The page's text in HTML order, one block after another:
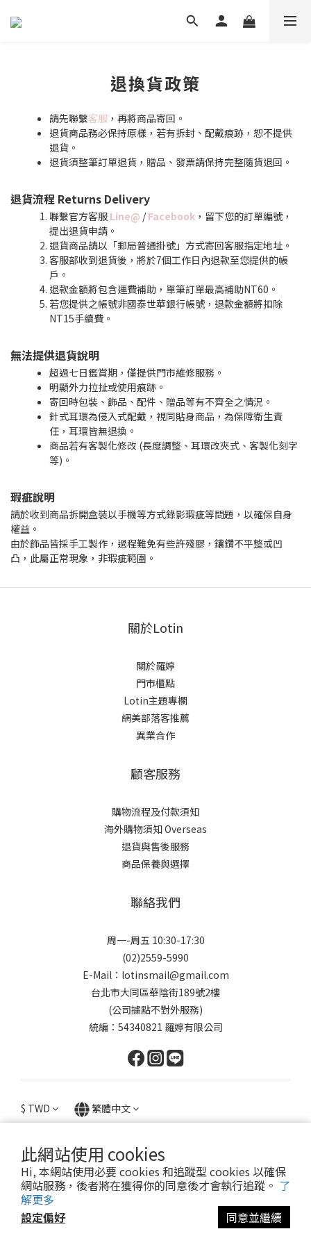
此網站使用 cookies
Hi, 本網站使用必要 cookies 和追蹤型 cookies 以確保
網站服務，後者將在獲得你的同意後才會執行追蹤。 了
解更多
設定偏好
同意並繼續
退換貨政策
請先聯繫客服 ，再將商品寄回。
退貨商品務必保持原樣，若有拆封、配戴痕跡，恕不提供
退貨。
退貨須整筆訂單退貨，贈品、發票請保持完整隨貨退回。
退貨流程 Returns Delivery
聯繫官方客服 Line@ /Facebook ，留下您的訂單編號，
提出退貨申請。
退貨商品請以「郵局普通掛號」方式寄回客服指定地址。
客服部收到退貨後，將於7個工作日內退款至您提供的帳
戶。
退款金額將包含運費補助，單筆訂單最高補助NT60。
若您提供之帳號非國泰世華銀行帳號，退款金額將扣除
NT15手續費。
無法提供退貨說明
超過七日鑑賞期，僅提供門市維修服務。
明顯外力拉扯或使用痕跡。
寄回時包裝、飾品、配件、贈品等有不齊全之情況。
針式耳環為侵入式配戴，視同貼身商品，為保障衛生責
任，耳環皆無退換。
商品若有客製化修改 (長度調整、耳環改夾式、客製化刻字
等)。
瑕疵說明
請於收到商品拆開盒裝以手機等方式錄影瑕疵等問題，以確保自身
權益。
由於飾品皆採手工製作，過程難免有些許殘膠，鑲鑽不平整或凹
凸，此屬正常現象，非瑕疵範圍。
關於Lotin
關於羅婷
門市櫃點
Lotin主題專欄
網美部落客推薦
異業合作
顧客服務
購物流程及付款須知
海外購物須知 Overseas
退貨與售後服務
商品保養與選擇
聯絡我們
周一-周五 10:30-17:30
(02)2559-5990
E-Mail：lotinsmail@gmail.com
台北市大同區華陰街189號2樓
(公司據點不對外服務)
統編：54340821 羅婷有限公司
$ TWD 繁體中文
提醒您，我們不會以電話或簡訊方式通知變更付款方式。
Copyright© 2024 Lotin Accessory